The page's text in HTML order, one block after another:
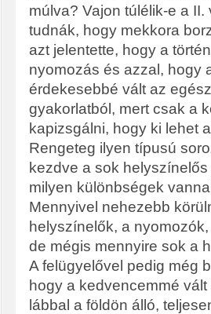
múlva? Vajon túlélik-e a
tudnák, hogy mekkora
azt jelentette, hogy a
nyomozás és azzal, hogy
érdekesebbé vált az
gyakorlatból, mert csak a
kapizsgálni, hogy ki lehet
Rengeteg ilyen típusú
kezdve a sok
milyen különbségek
Mennyivel nehezebb
helyszínelők, a
de mégis mennyire sok a
A felügyelővel pedig még
hogy a kedvencemmé
lábbal a földön álló,